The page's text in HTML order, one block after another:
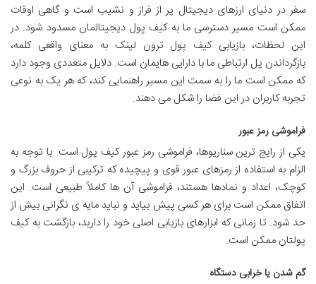
سفر در دنیای ارزهای دیجیتال پر از فراز و نشیب است و گاهی اوقات
ممکن است مسیر دسترسی ما به کیف پول دیجیتالمان مسدود شود. در
این لحظات، بازیابی کیف پول ترون لینک به معنای واقعی کلمه،
بازگرداندن پل ارتباطی ما با دارایی هایمان است. دلایل متعددی وجود دارد
که ممکن است ما را به سمت این مسیر راهنمایی کند، که هر یک به نوعی
تجربه کاربران در این فضا را شکل می دهند.
فراموشی رمز عبور
یکی از رایج ترین سناریوها، فراموشی رمز عبور کیف پول است. با توجه به
الزام به استفاده از رمزهای عبور قوی و پیچیده که ترکیبی از حروف بزرگ و
کوچک، اعداد و نمادها هستند، فراموشی آن ها کاملاً طبیعی است. این
اتفاق ممکن است برای هر کسی پیش بیاید و نباید مایه ی نگرانی بیش از
حد شود. تا زمانی که ابزارهای بازیابی اصلی خود را دارید، بازگشت به کیف
پولتان ممکن است.
گم شدن یا خرابی دستگاه